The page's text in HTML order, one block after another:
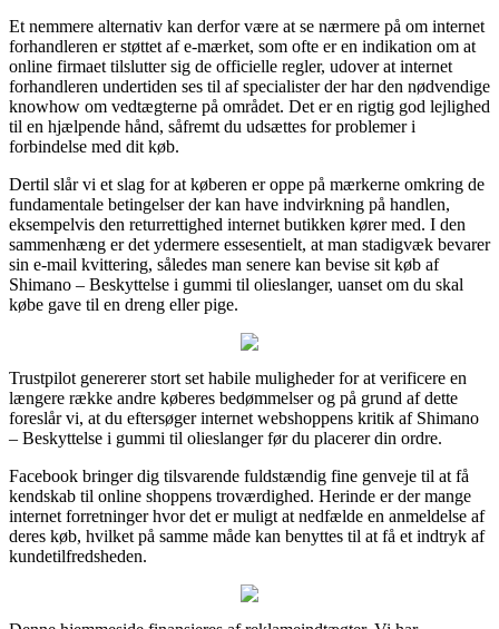
Et nemmere alternativ kan derfor være at se nærmere på om internet
forhandleren er støttet af e-mærket, som ofte er en indikation om at
online firmaet tilslutter sig de officielle regler, udover at internet
forhandleren undertiden ses til af specialister der har den nødvendige
knowhow om vedtægterne på området. Det er en rigtig god lejlighed
til en hjælpende hånd, såfremt du udsættes for problemer i
forbindelse med dit køb.
Dertil slår vi et slag for at køberen er oppe på mærkerne omkring de
fundamentale betingelser der kan have indvirkning på handlen,
eksempelvis den returrettighed internet butikken kører med. I den
sammenhæng er det ydermere essesentielt, at man stadigvæk bevarer
sin e-mail kvittering, således man senere kan bevise sit køb af
Shimano – Beskyttelse i gummi til olieslanger, uanset om du skal
købe gave til en dreng eller pige.
Trustpilot genererer stort set habile muligheder for at verificere en
længere række andre køberes bedømmelser og på grund af dette
foreslår vi, at du eftersøger internet webshoppens kritik af Shimano
– Beskyttelse i gummi til olieslanger før du placerer din ordre.
Facebook bringer dig tilsvarende fuldstændig fine genveje til at få
kendskab til online shoppens troværdighed. Herinde er der mange
internet forretninger hvor det er muligt at nedfælde en anmeldelse af
deres køb, hvilket på samme måde kan benyttes til at få et indtryk af
kundetilfredsheden.